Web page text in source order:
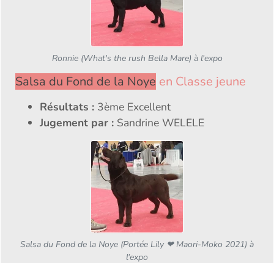
Ronnie (What's the rush Bella Mare) à l'expo
Salsa du Fond de la Noye en Classe jeune
Résultats : 3ème Excellent
Jugement par : Sandrine WELELE
Salsa du Fond de la Noye (Portée Lily ❤ Maori-Moko 2021) à
l'expo